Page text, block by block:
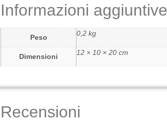
Informazioni aggiuntive
Peso 0,2 kg
Dimensioni 12 × 10 × 20 cm
Recensioni